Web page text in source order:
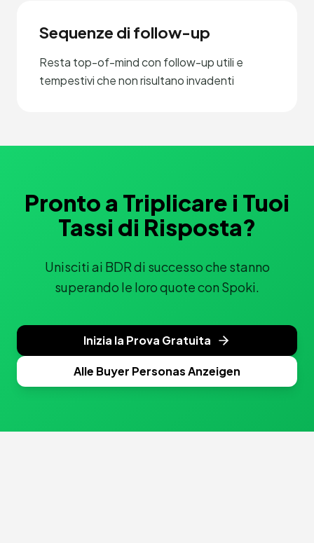
Sequenze di follow-up
Resta top-of-mind con follow-up utili e
tempestivi che non risultano invadenti
Pronto a Triplicare i Tuoi
Tassi di Risposta?
Unisciti ai BDR di successo che stanno
superando le loro quote con Spoki.
Inizia la Prova Gratuita
Alle Buyer Personas Anzeigen